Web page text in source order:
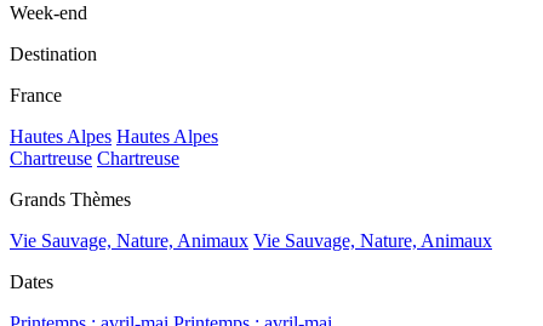
Week-end
Destination
France
Hautes Alpes Hautes Alpes
Chartreuse Chartreuse
Grands Thèmes
Vie Sauvage, Nature, Animaux Vie Sauvage, Nature, Animaux
Dates